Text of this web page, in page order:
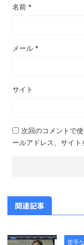
名前 *
メール *
サイト
次回のコメントで
ールアドレス、サイト
関連記事
苦手